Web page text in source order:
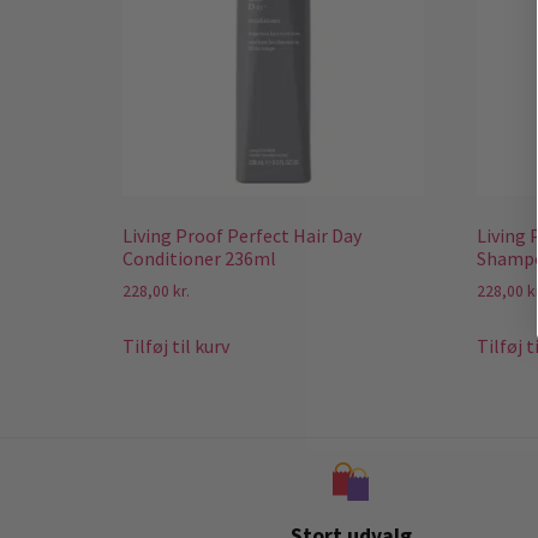
Living Proof Perfect Hair Day
Conditioner 236ml
228,00 kr.
Tilføj til kurv
Living
228,00 kr.
Tilføj